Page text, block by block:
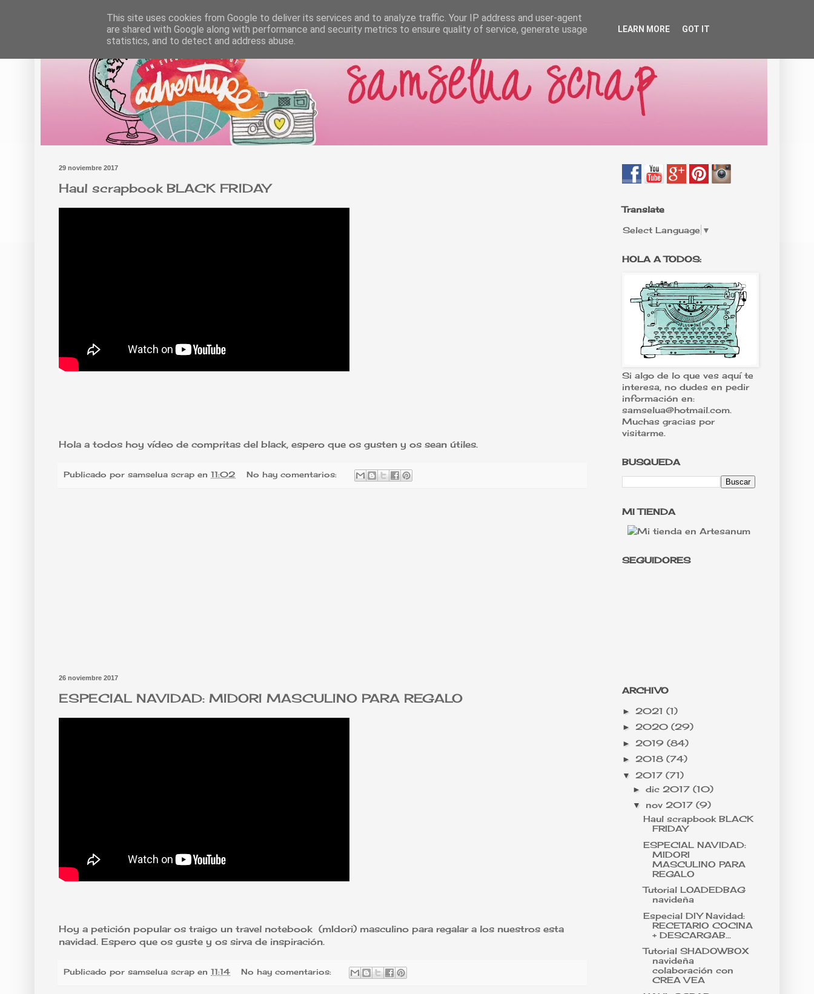
29 noviembre 2017
Haul scrapbook BLACK FRIDAY
Hola a todos hoy vídeo de compritas del black, espero que os gusten y os sean útiles.
Publicado por samselua scrap en 11:02 No hay comentarios:
26 noviembre 2017
ESPECIAL NAVIDAD: MIDORI MASCULINO PARA REGALO
Hoy a petición popular os traigo un travel notebook (mIdori) masculino para regalar a los nuestros esta
navidad. Espero que os guste y os sirva de inspiración.
Publicado por samselua scrap en 11:14 No hay comentarios:
Translate
Select Language ▼
HOLA A TODOS:
Si algo de lo que ves aquí te
interesa, no dudes en pedir
información en:
samselua@hotmail.com.
Muchas gracias por
visitarme.
BUSQUEDA
MI TIENDA
SEGUIDORES
ARCHIVO
► 2021 (1)
► 2020 (29)
► 2019 (84)
► 2018 (74)
▼ 2017 (71)
► dic 2017 (10)
▼ nov 2017 (9)
Haul scrapbook BLACK
FRIDAY
ESPECIAL NAVIDAD:
MIDORI
MASCULINO PARA
REGALO
Tutorial LOADEDBAG
navideña
Especial DIY Navidad:
RECETARIO COCINA
+ DESCARGAB...
Tutorial SHADOWBOX
navideña
colaboración con
CREA VEA
This site uses cookies from Google to deliver its services and to analyze traffic. Your IP address and user-agent
are shared with Google along with performance and security metrics to ensure quality of service, generate usage
statistics, and to detect and address abuse.
LEARN MORE GOT IT